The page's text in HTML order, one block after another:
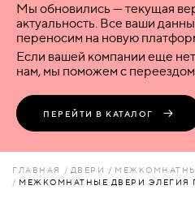
ВОРОТА
ПЕРЕГОРОДКИ
Мы обновились — текущая
актуальность. Все ваши
переносим на новую
Если вашей компании еще
нам, мы поможем с
ПЕРЕЙТИ В КАТАЛОГ
ГЛАВНАЯ ДВЕРИ
МЕЖКОМНАТНЫЕ ДВЕРИ ЭЛЕГИЯ